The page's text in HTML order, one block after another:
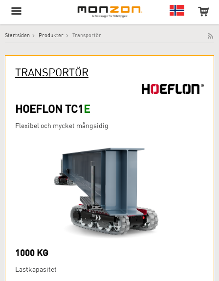
Startsiden Produkter Transportör
TRANSPORTÖR
HOEFLON TC1E
Flexibel och mycket mångsidig
1000 KG
Lastkapasitet